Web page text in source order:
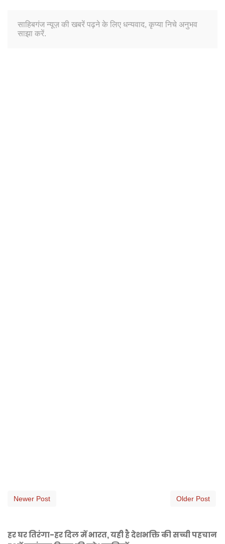
साहिबगंज न्यूज़ की खबरें पढ़ने के लिए धन्यवाद, कृप्या निचे अनुभव
साझा करें.
Newer Post Older Post
हर घर तिरंगा-हर दिल में भारत, यही है देशभक्ति की सच्ची पहचान